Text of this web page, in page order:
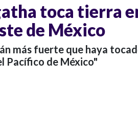
toca tierra
de México
más fuerte que haya
Pacífico de México"